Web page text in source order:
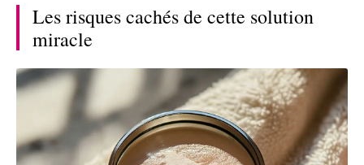
Les risques cachés de cette solution
miracle